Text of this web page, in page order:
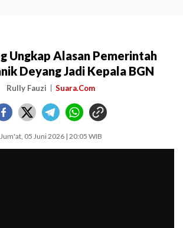
Ungkap Alasan Pemerintah
Deyang Jadi Kepala BGN
Rully Fauzi Suara.Com
Jum'at, 05 Juni 2026 | 20:05 WIB